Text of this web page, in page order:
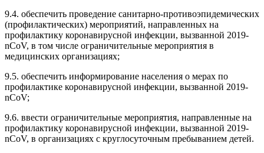
9.4. обеспечить проведение санитарно-противоэпидемических
(профилактических) мероприятий, направленных на
профилактику коронавирусной инфекции, вызванной 2019-
nCoV, в том числе ограничительные мероприятия в
медицинских организациях;
9.5. обеспечить информирование населения о мерах по
профилактике коронавирусной инфекции, вызванной 2019-
nCoV;
9.6. ввести ограничительные мероприятия, направленные на
профилактику коронавирусной инфекции, вызванной 2019-
nCoV, в организациях с круглосуточным пребыванием детей.